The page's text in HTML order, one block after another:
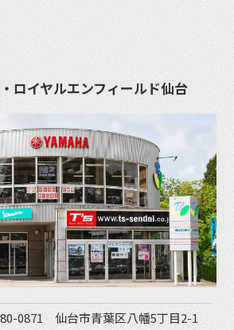
ロイヤルエンフィールド仙台
0871 仙台市青葉区八幡5丁目2-1